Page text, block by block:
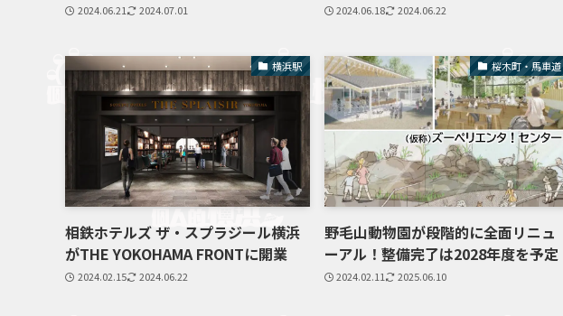
2024.06.21 2024.07.01 2024.06.18 2024.06.22
横浜駅
相鉄ホテルズ ザ・スプラジール横浜
がTHE YOKOHAMA FRONTに開業
2024.02.15 2024.06.22
桜木町・馬車道
野毛山動物園が段階的に全面リニュ
ーアル！整備完了は2028年度を予定
2024.02.11 2025.06.10